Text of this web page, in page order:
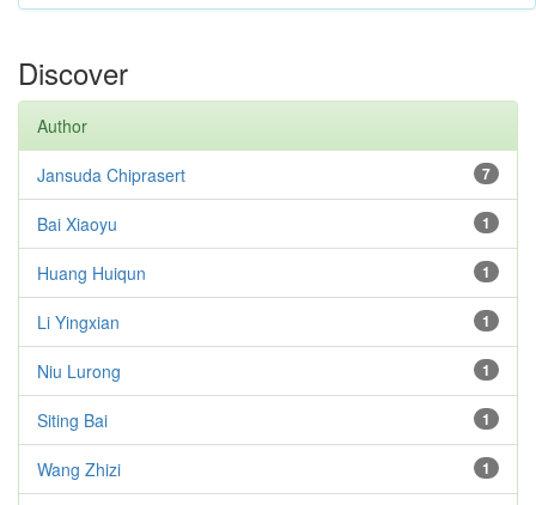
Discover
Author
7
Jansuda Chiprasert
1
Bai Xiaoyu
1
Huang Huiqun
1
Li Yingxian
1
Niu Lurong
1
Siting Bai
1
Wang Zhizi